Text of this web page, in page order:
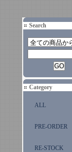
Search
Category
ALL
PRE-ORDER
RE-STOCK